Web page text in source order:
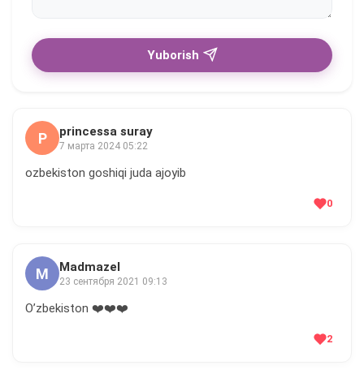
Yuborish
P princessa suray
7 марта 2024 05:22
ozbekiston goshiqi juda ajoyib
0
M Madmazel
23 сентября 2021 09:13
O’zbekiston ❤️❤️❤️
2